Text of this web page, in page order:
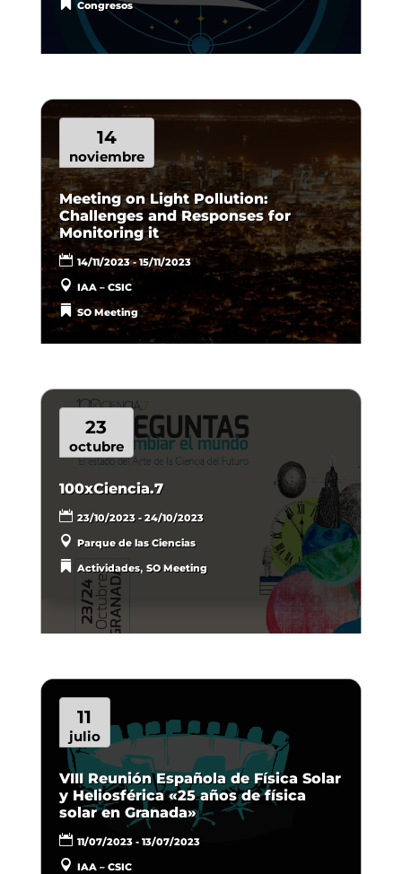
Congresos
14
noviembre
Meeting on Light Pollution:
Challenges and Responses for
Monitoring it
14/11/2023 - 15/11/2023
IAA – CSIC
SO Meeting
23
octubre
100xCiencia.7
23/10/2023 - 24/10/2023
Parque de las Ciencias
Actividades, SO Meeting
11
julio
VIII Reunión Española de Física Solar
y Heliosférica «25 años de física
solar en Granada»
11/07/2023 - 13/07/2023
IAA – CSIC